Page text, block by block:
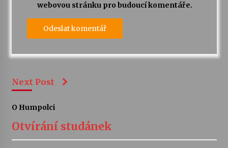
webovou stránku pro budoucí komentáře.
Next Post
O Humpolci
Otvírání studánek